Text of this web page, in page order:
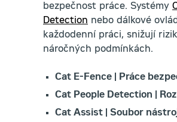
bezpečnost práce. Systémy
Detection nebo dálkové
každodenní práci, snižují
náročných podmínkách.
Cat E-Fence | Práce
Cat People Detection |
Cat Assist | Soubor